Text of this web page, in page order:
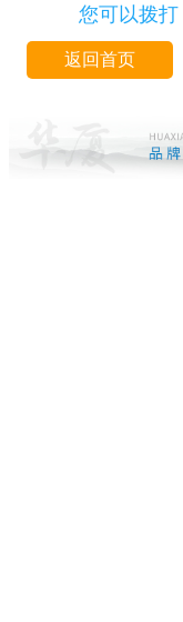
您可以拨打
返回首页